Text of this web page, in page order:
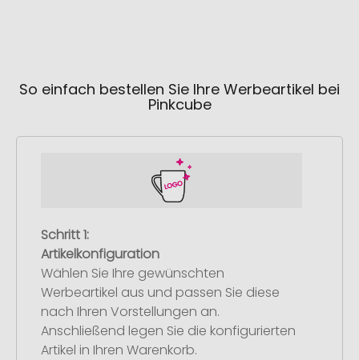
So einfach bestellen Sie Ihre Werbeartikel bei
Pinkcube
Schritt 1:
Artikelkonfiguration
Wählen Sie Ihre gewünschten
Werbeartikel aus und passen Sie diese
nach Ihren Vorstellungen an.
Anschließend legen Sie die konfigurierten
Artikel in Ihren Warenkorb.